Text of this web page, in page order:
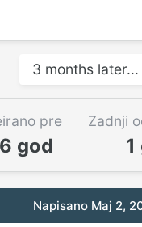
3 months later...
pre
god
Zadnji
1
Napisano Maj 2,